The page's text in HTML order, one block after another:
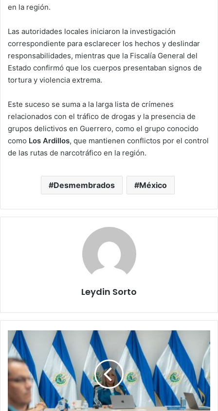
en la región.
Las autoridades locales iniciaron la investigación
correspondiente para esclarecer los hechos y deslindar
responsabilidades, mientras que la Fiscalía General del
Estado confirmó que los cuerpos presentaban signos de
tortura y violencia extrema.
Este suceso se suma a la larga lista de crímenes
relacionados con el tráfico de drogas y la presencia de
grupos delictivos en Guerrero, como el grupo conocido
como Los Ardillos, que mantienen conflictos por el control
de las rutas de narcotráfico en la región.
Desmembrados México
Leydin Sorto
Reformas
constitucionales
marcan
nuevo
rumbo,
TSE
actualiza
planificación